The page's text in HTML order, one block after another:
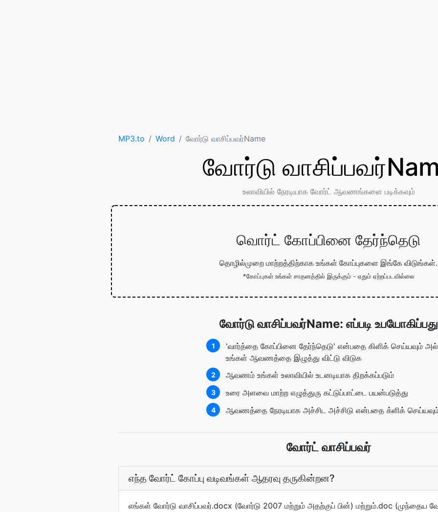
MP3.to Word வோர்டு வாசிப்பவர்Name
வோர்டு
உலாவியில் நேரடியாக வோர்ட் ஆவணங்களை படிக்கவும்
வொர்ட் கோப்பினை தேர்ந்தெடு
தொழில்முறை மாற்றத்திற்காக உங்கள் கோப்புகளை இங்கே விடுங்கள்.
*கோப்புகள் உங்கள் சாதனத்தில் இருக்கும் - ஏதும் ஏற்றப்படவில்லை
வோர்டு வாசிப்பவர்Name: எப்படி உபயோகிப்பது
1
'வார்த்தை கோப்பினை தேர்ந்தெடு' என்பதை கிளிக் செய்யவும்
உங்கள் ஆவணத்தை இழுத்து விட்டு விடுக
2 ஆவணம் உங்கள் உலாவியில் உடனடியாக திறக்கப்படும்
3 உரை அளவை மாற்ற எழுத்துரு கட்டுப்பாட்டை பயன்படுத்து
4 ஆவணத்தை நேரடியாக அச்சிட அச்சிடு என்பதை க்ளிக்
வோர்ட் வாசிப்பவர்
எந்த வோர்ட் கோப்பு வடிவங்கள் ஆதரவு தருகின்றன?
எங்கள் வோர்டு வாசிப்பவர்.docx (வோர்டு 2007 மற்றும் அதற்குப் பின்) மற்றும்.doc (முந்தைய